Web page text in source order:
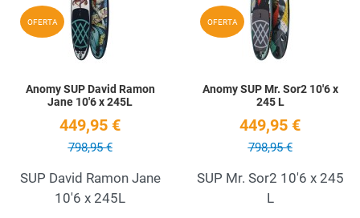
OFERTA
Quick View
Anomy SUP David Ramon
Jane 10'6 x 245L
449,95 €
798,95 €
SUP David Ramon Jane
10'6 x 245L
OFERTA
Anomy SUP Mr. Sor2 10'6 x
245 L
449,95 €
798,95 €
SUP Mr. Sor2 10'6 x 245
L